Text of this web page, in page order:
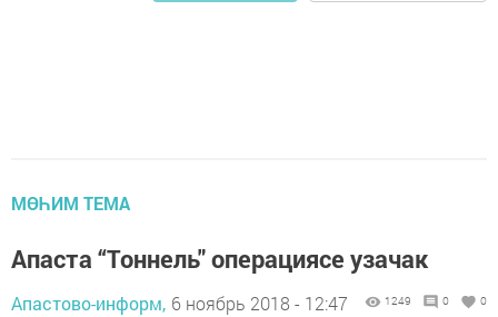
МӨҺИМ ТЕМА
Апаста “Тоннель" операциясе узачак
Апастово-информ, 6 ноябрь 2018 - 12:47 1249 0 0